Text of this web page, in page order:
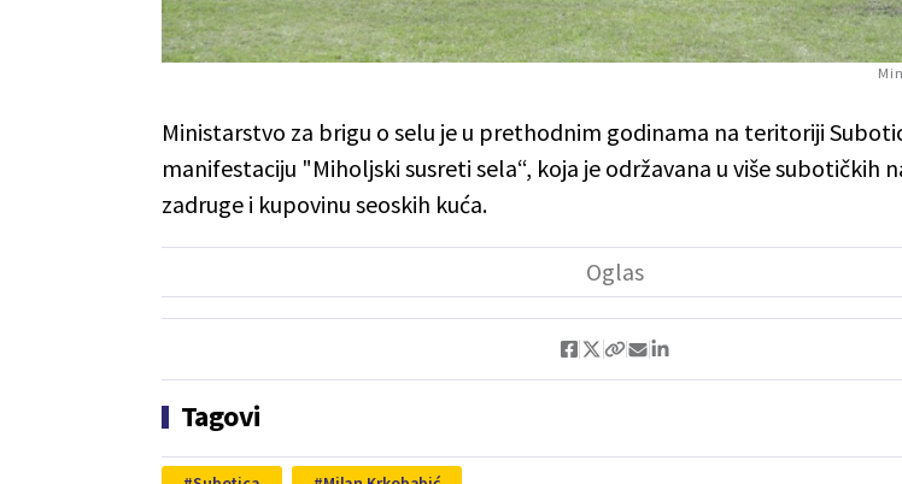
Ministarstvo za brigu o selu je u prethodnim godinama na teritoriji
manifestaciju "Miholjski susreti sela“, koja je održavana u više subotičkih
zadruge i kupovinu seoskih kuća.
Tagovi